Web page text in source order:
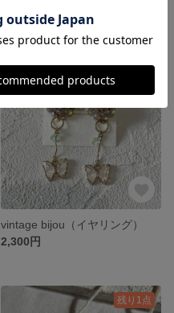
vintage bijou（イヤリング）
2,300円
残り1点